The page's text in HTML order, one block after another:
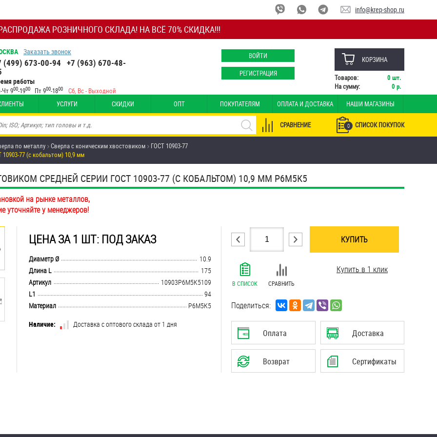
РОЗНИЧНОГО СКЛАДА! НА ВСЁ 70% СКИДКА!!!
info@krep-shop.ru
Заказать звонок
(499) 673-00-94 +7 (963) 670-48-
работы
Чт 900-1900 Пт 900-1800 Сб, Вс - Выходной
ВОЙТИ
РЕГИСТРАЦИЯ
КОРЗИНА
Товаров: 0 шт.
На сумму:
0 р.
УСЛУГИ СКИДКИ ОПТ ПОКУПАТЕЛЯМ ОПЛАТА И ДОСТАВКА НАШИ МАГАЗИНЫ
0 СПИСОК ПОКУПОК
СРАВНЕНИЕ
по металлу Сверла с коническим хвостовиком
ГОСТ 10903-77
77 (с кобальтом) 10,9 мм
СРЕДНЕЙ СЕРИИ ГОСТ 10903-77 (С КОБАЛЬТОМ) 10,9 ММ Р6М5К5
на рынке металлов,
уточняйте у менеджеров!
ЦЕНА ЗА 1 ШТ: ПОД ЗАКАЗ
........................................................................................................................................................................................................
Диаметр Ø
10.9
........................................................................................................................................................................................................
Длина L
175
........................................................................................................................................................................................................
Артикул
10903Р6М5К5109
........................................................................................................................................................................................................
L1
94
........................................................................................................................................................................................................
Материал
Р6М5К5
Наличие:
Доставка с оптового склада от 1 дня
КУПИТЬ
В СПИСОК СРАВНИТЬ
Купить в 1 клик
Поделиться:
Оплата Доставка
Возврат Сертификаты